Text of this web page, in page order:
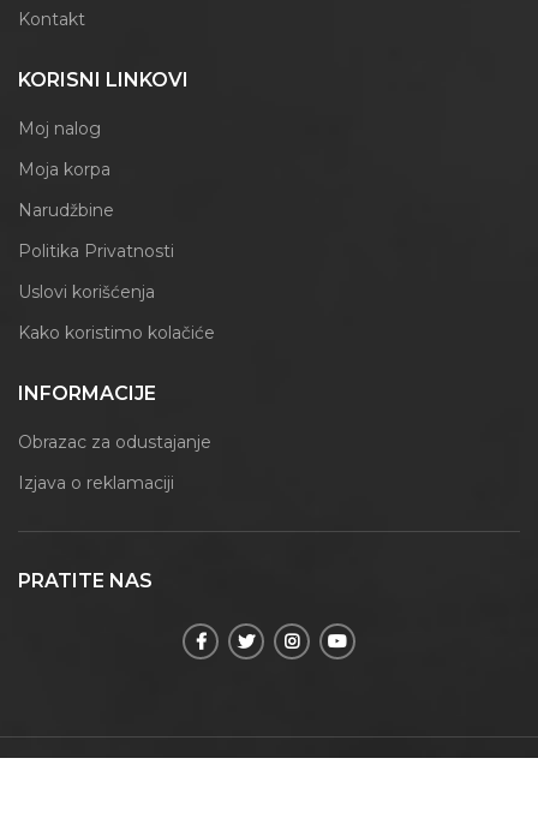
Kontakt
KORISNI LINKOVI
Moj nalog
Moja korpa
Narudžbine
Politika Privatnosti
Uslovi korišćenja
Kako koristimo kolačiće
INFORMACIJE
Obrazac za odustajanje
Izjava o reklamaciji
PRATITE NAS